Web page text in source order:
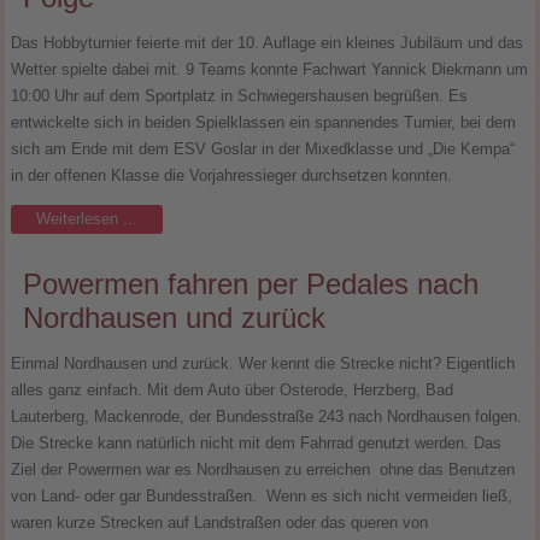
Das Hobbyturnier feierte mit der 10. Auflage ein kleines Jubiläum und das
Wetter spielte dabei mit. 9 Teams konnte Fachwart Yannick Diekmann um
10:00 Uhr auf dem Sportplatz in Schwiegershausen begrüßen. Es
entwickelte sich in beiden Spielklassen ein spannendes Turnier, bei dem
sich am Ende mit dem ESV Goslar in der Mixedklasse und „Die Kempa“
in der offenen Klasse die Vorjahressieger durchsetzen konnten.
Weiterlesen ...
Powermen fahren per Pedales nach
Nordhausen und zurück
Einmal Nordhausen und zurück. Wer kennt die Strecke nicht? Eigentlich
alles ganz einfach. Mit dem Auto über Osterode, Herzberg, Bad
Lauterberg, Mackenrode, der Bundesstraße 243 nach Nordhausen folgen.
Die Strecke kann natürlich nicht mit dem Fahrrad genutzt werden. Das
Ziel der Powermen war es Nordhausen zu erreichen ohne das Benutzen
von Land- oder gar Bundesstraßen. Wenn es sich nicht vermeiden ließ,
waren kurze Strecken auf Landstraßen oder das queren von